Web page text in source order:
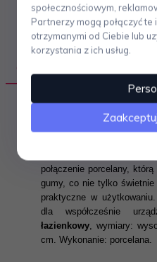
Kolekcja SOLO
jedna z popularnych
połączenie porcelany,
gumy, co nie tylko
praktyczne w
dla współcześnie
łazienkowy, wymiary:
cm. Wykonanie: porcelana.
społecznościowym,
Partnerzy mogą połączyć
otrzymanymi od Ciebie lub
korzystania z ich usług.